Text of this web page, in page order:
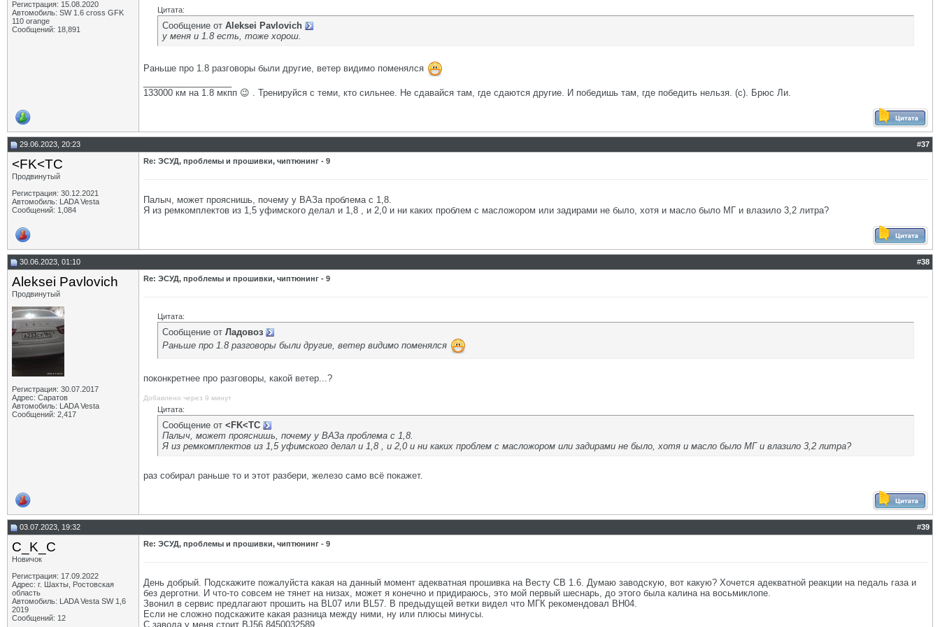
Регистрация: 15.08.2020
Автомобиль: SW 1.6 cross GFK
110 orange
Сообщений: 18,891
Цитата:
Сообщение от Aleksei Pavlovich
у меня и 1.8 есть, тоже хорош.
Раньше про 1.8 разговоры были другие, ветер видимо поменялся
133000 км на 1.8 мкпп 😉 . Тренируйся с теми, кто сильнее. Не сдавайся там, где сдаются другие. И победишь там, где победить нельзя. (с). Брюс Ли.
29.06.2023, 20:23 #37
<FK<TC
Продвинутый
Регистрация: 30.12.2021
Автомобиль: LADA Vesta
Сообщений: 1,084
Re: ЭСУД, проблемы и прошивки, чиптюнинг - 9
Палыч, может прояснишь, почему у ВАЗа проблема с 1,8.
Я из ремкомплектов из 1,5 уфимского делал и 1,8 , и 2,0 и ни каких проблем с масложором или задирами не было, хотя и масло было МГ и влазило 3,2 литра?
30.06.2023, 01:10 #38
Aleksei Pavlovich
Продвинутый
Регистрация: 30.07.2017
Адрес: Саратов
Автомобиль: LADA Vesta
Сообщений: 2,417
Re: ЭСУД, проблемы и прошивки, чиптюнинг - 9
Цитата:
Сообщение от Ладовоз
Раньше про 1.8 разговоры были другие, ветер видимо поменялся
поконкретнее про разговоры, какой ветер...?
Добавлено через 9 минут
Цитата:
Сообщение от <FK<TC
Палыч, может прояснишь, почему у ВАЗа проблема с 1,8.
Я из ремкомплектов из 1,5 уфимского делал и 1,8 , и 2,0 и ни каких проблем с масложором или задирами не было, хотя и масло было МГ и влазило 3,2 литра?
раз собирал раньше то и этот разбери, железо само всё покажет.
03.07.2023, 19:32 #39
C_K_C
Новичок
Регистрация: 17.09.2022
Адрес: г. Шахты, Ростовская
область
Автомобиль: LADA Vesta SW 1,6
2019
Сообщений: 12
Re: ЭСУД, проблемы и прошивки, чиптюнинг - 9
День добрый. Подскажите пожалуйста какая на данный момент адекватная прошивка на Весту СВ 1.6. Думаю заводскую, вот какую? Хочется адекватной реакции на педаль газа и
без дерготни. И что-то совсем не тянет на низах, может я конечно и придираюсь, это мой первый шеснарь, до этого была калина на восьмиклопе.
Звонил в сервис предлагают прошить на BL07 или BL57. В предыдущей ветки видел что МГК рекомендовал BH04.
Если не сложно подскажите какая разница между ними, ну или плюсы минусы.
С завода у меня стоит BJ56 8450032589.